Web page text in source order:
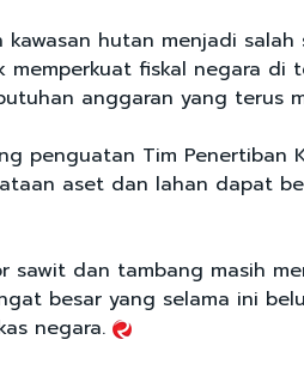
kawasan hutan menjadi salah
memperkuat fiskal negara di
anggaran yang terus
penguatan Tim Penertiban
aset dan lahan dapat
sawit dan tambang masih
besar yang selama ini
negara.